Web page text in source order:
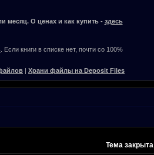
месяц. О ценах и как купить - здесь
. Если книги в списке нет, почти со 100%
Храни файлы на Deposit Files
Тема закрыта